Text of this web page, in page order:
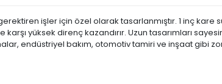
işler için özel olarak tasarlanmıştır. 1 inç
yüksek direnç kazandırır. Uzun tasarımları
endüstriyel bakım, otomotiv tamiri ve inşaat gibi